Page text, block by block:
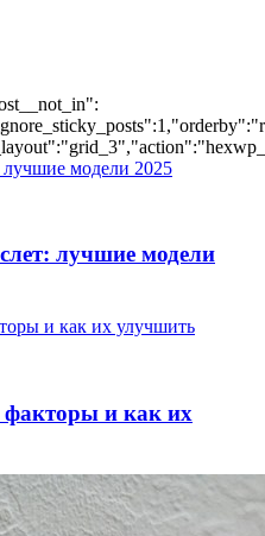
лучшие модели
факторы и как их